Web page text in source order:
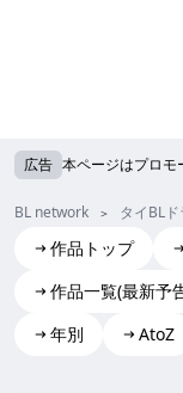
広告 本ページはプロモ
BL network タイBL
作品トップ
作品一覧(最新予
年別
AtoZ